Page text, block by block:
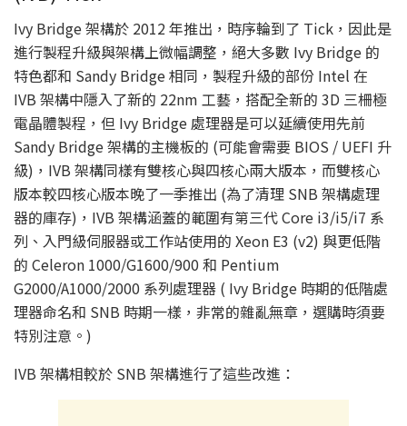
Ivy Bridge 架構於 2012 年推出，時序輪到了 Tick，因此是
進行製程升級與架構上微幅調整，絕大多數 Ivy Bridge 的
特色都和 Sandy Bridge 相同，製程升級的部份 Intel 在
IVB 架構中隱入了新的 22nm 工藝，搭配全新的 3D 三柵極
電晶體製程，但 Ivy Bridge 處理器是可以延續使用先前
Sandy Bridge 架構的主機板的 (可能會需要 BIOS / UEFI 升
級)，IVB 架構同樣有雙核心與四核心兩大版本，而雙核心
版本較四核心版本晚了一季推出 (為了清理 SNB 架構處理
器的庫存)，IVB 架構涵蓋的範圍有第三代 Core i3/i5/i7 系
列、入門級伺服器或工作站使用的 Xeon E3 (v2) 與更低階
的 Celeron 1000/G1600/900 和 Pentium
G2000/A1000/2000 系列處理器 ( Ivy Bridge 時期的低階處
理器命名和 SNB 時期一樣，非常的雜亂無章，選購時須要
特別注意。)
IVB 架構相較於 SNB 架構進行了這些改進：